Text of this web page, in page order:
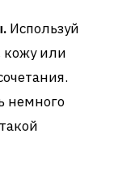
Используй
кожу или
немного